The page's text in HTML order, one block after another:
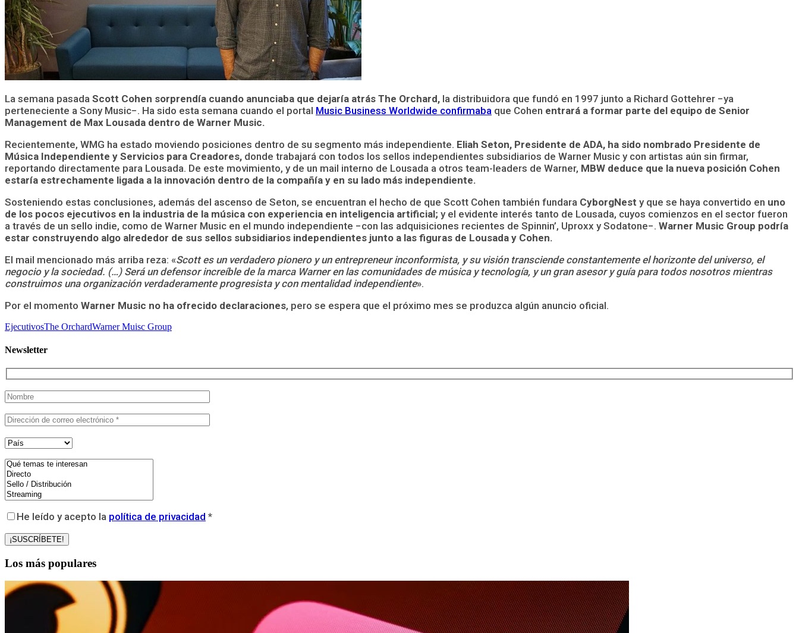
La semana pasada Scott Cohen sorprendía cuando anunciaba que dejaría atrás The Orchard, la distribuidora que fundó en 1997 junto a Richard Gottehrer −ya
perteneciente a Sony Music−. Ha sido esta semana cuando el portal Music Business Worldwide confirmaba que Cohen entrará a formar parte del equipo de Senior
Management de Max Lousada dentro de Warner Music.
Recientemente, WMG ha estado moviendo posiciones dentro de su segmento más independiente. Eliah Seton, Presidente de ADA, ha sido nombrado Presidente de
Música Independiente y Servicios para Creadores, donde trabajará con todos los sellos independientes subsidiarios de Warner Music y con artistas aún sin firmar,
reportando directamente para Lousada. De este movimiento, y de un mail interno de Lousada a otros team-leaders de Warner, MBW deduce que la nueva posición Cohen
estaría estrechamente ligada a la innovación dentro de la compañía y en su lado más independiente.
Sosteniendo estas conclusiones, además del ascenso de Seton, se encuentran el hecho de que Scott Cohen también fundara CyborgNest y que se haya convertido en uno
de los pocos ejecutivos en la industria de la música con experiencia en inteligencia artificial; y el evidente interés tanto de Lousada, cuyos comienzos en el sector fueron
a través de un sello indie, como de Warner Music en el mundo independiente −con las adquisiciones recientes de Spinnin’, Uproxx y Sodatone−. Warner Music Group podría
estar construyendo algo alrededor de sus sellos subsidiarios independientes junto a las figuras de Lousada y Cohen.
El mail mencionado más arriba reza: «Scott es un verdadero pionero y un entrepreneur inconformista, y su visión transciende constantemente el horizonte del universo, el
negocio y la sociedad. (…) Será un defensor increíble de la marca Warner en las comunidades de música y tecnología, y un gran asesor y guía para todos nosotros mientras
construimos una organización verdaderamente progresista y con mentalidad independiente».
Por el momento Warner Music no ha ofrecido declaraciones, pero se espera que el próximo mes se produzca algún anuncio oficial.
EjecutivosThe OrchardWarner Muisc Group
Newsletter
He leído y acepto la política de privacidad *
Los más populares